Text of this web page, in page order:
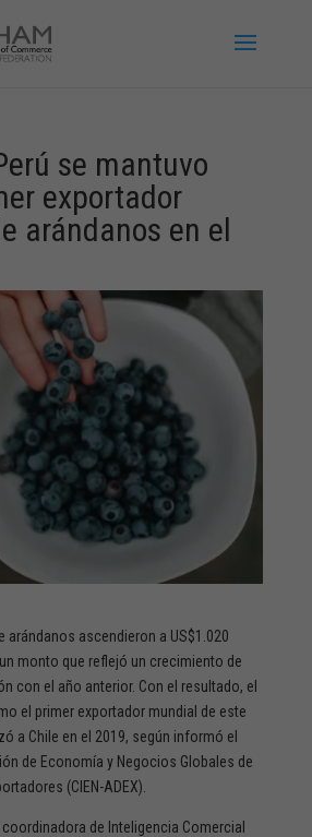
se mantuvo
exportador
arándanos en el
arándanos ascendieron a US$1.020
monto que reflejó un crecimiento de
con el año anterior. Con el resultado, el
el primer exportador mundial de este
a Chile en el 2019, según informó el
de Economía y Negocios Globales de
(CIEN-ADEX).
coordinadora de Inteligencia Comercial